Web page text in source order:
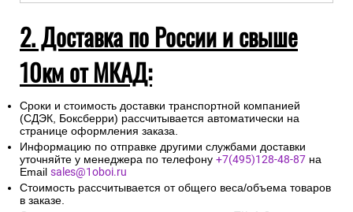
2. Доставка по России и свыше
10км от МКАД:
Сроки и стоимость доставки транспортной компанией
(СДЭК, Боксберри) рассчитывается автоматически на
странице оформления заказа.
Информацию по отправке другими службами доставки
уточняйте у менеджера по телефону +7(495)128-48-87 на
Email sales@1oboi.ru
Стоимость рассчитывается от общего веса/объема товаров
в заказе.